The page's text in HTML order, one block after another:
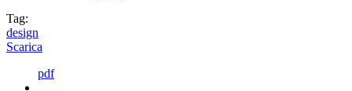
Tag:
design
Scarica
pdf